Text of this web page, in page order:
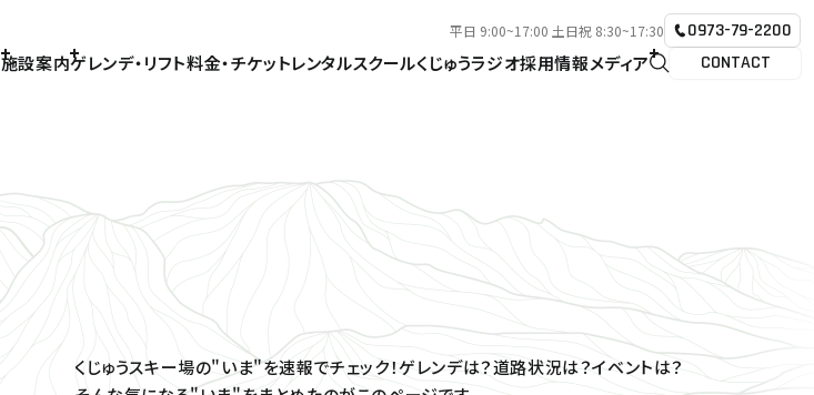
平日 9:00~17:00 土日祝 8:30~17:30
0973-79-2200
施設案内ゲレンデ・リフト料金・チケットレンタルスクールくじゅうラジオ採用情報メディア CONTACT
くじゅうスキー場の"いま"を速報でチェック！ゲレンデは？道路状況は？イベントは？